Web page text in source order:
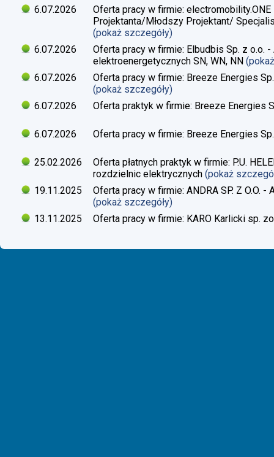
6.07.2026
Oferta pracy w firmie:
Projektanta/Młodszy Projektant/
(pokaż szczegóły)
6.07.2026
Oferta pracy w firmie: Elbudbis Sp. z
elektroenergetycznych SN, WN, NN
6.07.2026
Oferta pracy w firmie: Breeze Energies
(pokaż szczegóły)
6.07.2026
Oferta praktyk w firmie: Breeze Energies
6.07.2026 Oferta pracy w firmie: Breeze Energies
25.02.2026
Oferta płatnych praktyk w firmie: P.U.
rozdzielnic elektrycznych (pokaż
19.11.2025
Oferta pracy w firmie: ANDRA SP. Z O.O.
(pokaż szczegóły)
13.11.2025
Oferta pracy w firmie: KARO Karlicki sp.